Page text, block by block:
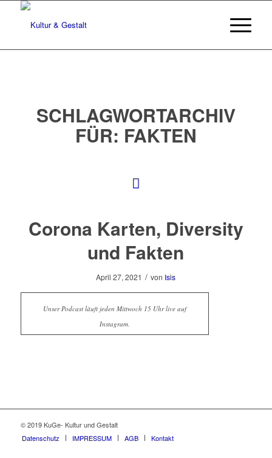
SCHLAGWORTARCHIV
FÜR: FAKTEN
Corona Karten, Diversity
und Fakten
April 27, 2021 / von Isis
Unser Podcast läuft jeden Mittwoch 15 Uhr live auf
Instagram.
© 2019 KuGe- Kultur und Gestalt
Datenschutz
IMPRESSUM AGB Kontakt